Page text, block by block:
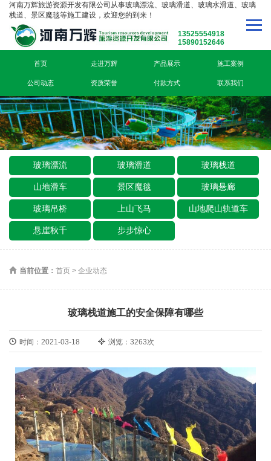
河南万辉旅游资源开发有限公司从事玻璃漂流、玻璃滑道、玻璃水滑道、玻璃
栈道、景区魔毯等施工建设，欢迎您的到来！
13525554918
15890152646
首页 走进万辉 产品展示 施工案例
公司动态 资质荣誉 付款方式 联系我们
玻璃漂流 玻璃滑道 玻璃栈道
山地滑车 景区魔毯 玻璃悬廊
玻璃吊桥 上山飞马 山地爬山轨道车
悬崖秋千 步步惊心
当前位置： 首页 > 企业动态
玻璃栈道施工的安全保障有哪些
时间：2021-03-18 浏览：3263次